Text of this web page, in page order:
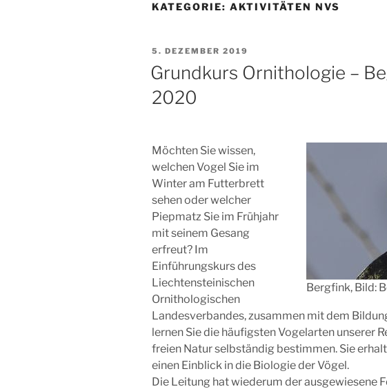
KATEGORIE: AKTIVITÄTEN NVS
VERÖFFENTLICHT
AM
5. DEZEMBER 2019
Grundkurs Ornithologie –
2020
Bergfink, Bild:
Möchten Sie wissen,
welchen Vogel Sie im
Winter am Futterbrett
sehen oder welcher
Piepmatz Sie im Frühjahr
mit seinem Gesang
erfreut? Im
Einführungskurs des
Liechtensteinischen
Ornithologischen
Landesverbandes, zusammen mit dem
lernen Sie die häufigsten Vogelarten unserer
freien Natur selbständig bestimmen. Sie
einen Einblick in die Biologie der Vögel.
Die Leitung hat wiederum der ausgewiesene